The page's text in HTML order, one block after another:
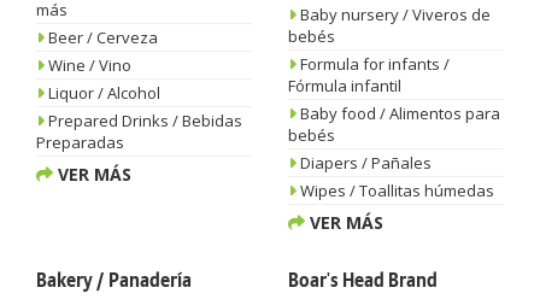
más
Beer / Cerveza
Wine / Vino
Liquor / Alcohol
Prepared Drinks / Bebidas
Preparadas
VER MÁS
Baby nursery / Viveros de
bebés
Formula for infants /
Fórmula infantil
Baby food / Alimentos para
bebés
Diapers / Pañales
Wipes / Toallitas húmedas
VER MÁS
Bakery / Panadería Boar's Head Brand